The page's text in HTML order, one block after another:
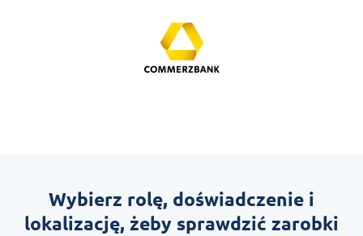
Wybierz rolę, doświadczenie i
lokalizację, żeby sprawdzić zarobki